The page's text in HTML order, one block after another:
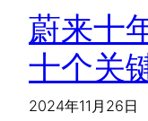
蔚来十
十个关
2024年11月26日